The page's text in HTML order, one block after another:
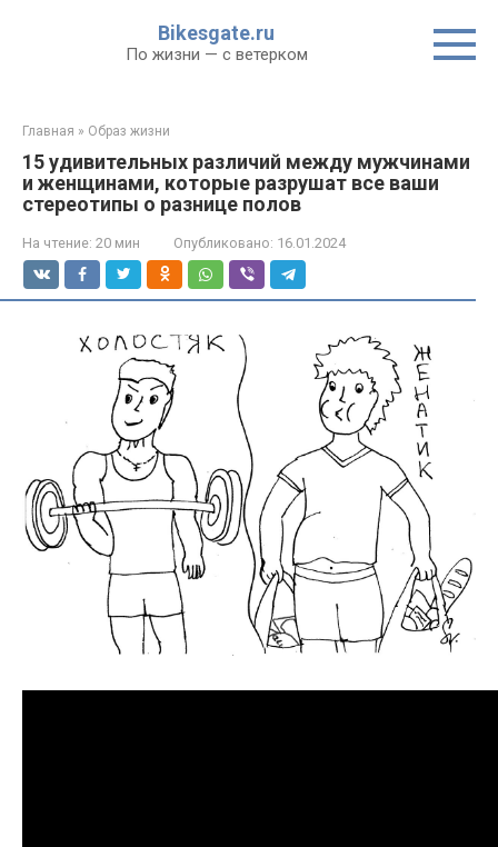
Bikesgate.ru
По жизни — с ветерком
Главная » Образ жизни
15 удивительных различий между мужчинами
и женщинами, которые разрушат все ваши
стереотипы о разнице полов
На чтение: 20 мин Опубликовано: 16.01.2024